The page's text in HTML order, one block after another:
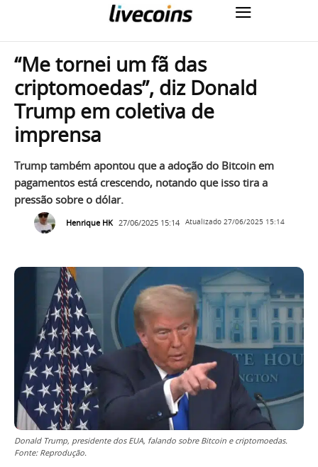
“Me tornei um fã das
criptomoedas”, diz Donald
Trump em coletiva de
imprensa
Trump também apontou que a adoção do Bitcoin em
pagamentos está crescendo, notando que isso tira a
pressão sobre o dólar.
Henrique HK 27/06/2025 15:14 Atualizado 27/06/2025 15:14
Donald Trump, presidente dos EUA, falando sobre Bitcoin e criptomoedas.
Fonte: Reprodução.